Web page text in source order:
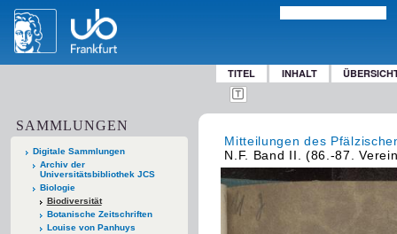
TITEL INHALT
SAMMLUNGEN
Digitale Sammlungen
Archiv der
Universitätsbibliothek JCS
Biologie
Biodiversität
Botanische Zeitschriften
Louise von Panhuys
Mitteilungen des
N.F. Band II. (86.-87.